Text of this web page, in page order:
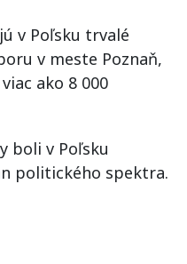
v Poľsku trvalé
v meste Poznaň,
ako 8 000
boli v Poľsku
politického spektra.